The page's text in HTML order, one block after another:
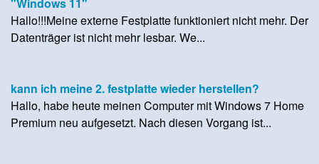
Hallo!!!Meine externe Festplatte funktioniert nicht mehr. Der
Datenträger ist nicht mehr lesbar. We...
kann ich meine 2. festplatte wieder herstellen?
Hallo, habe heute meinen Computer mit Windows 7 Home
Premium neu aufgesetzt. Nach diesen Vorgang ist...